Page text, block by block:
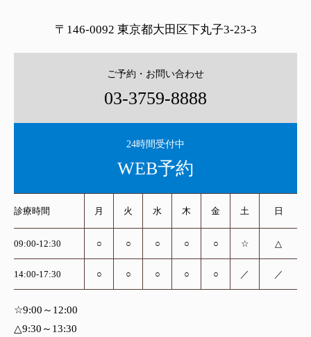
〒146-0092 東京都大田区下丸子3-23-3
ご予約・お問い合わせ
03-3759-8888
24時間受付中
WEB予約
診療時間 月 火 水 木 金 土 日
09:00-12:30 ○ ○ ○ ○ ○ ☆ △
14:00-17:30 ○ ○ ○ ○ ○ ／ ／
☆9:00～12:00
△9:30～13:30